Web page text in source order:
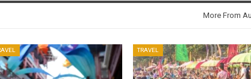
More From
TRAVEL